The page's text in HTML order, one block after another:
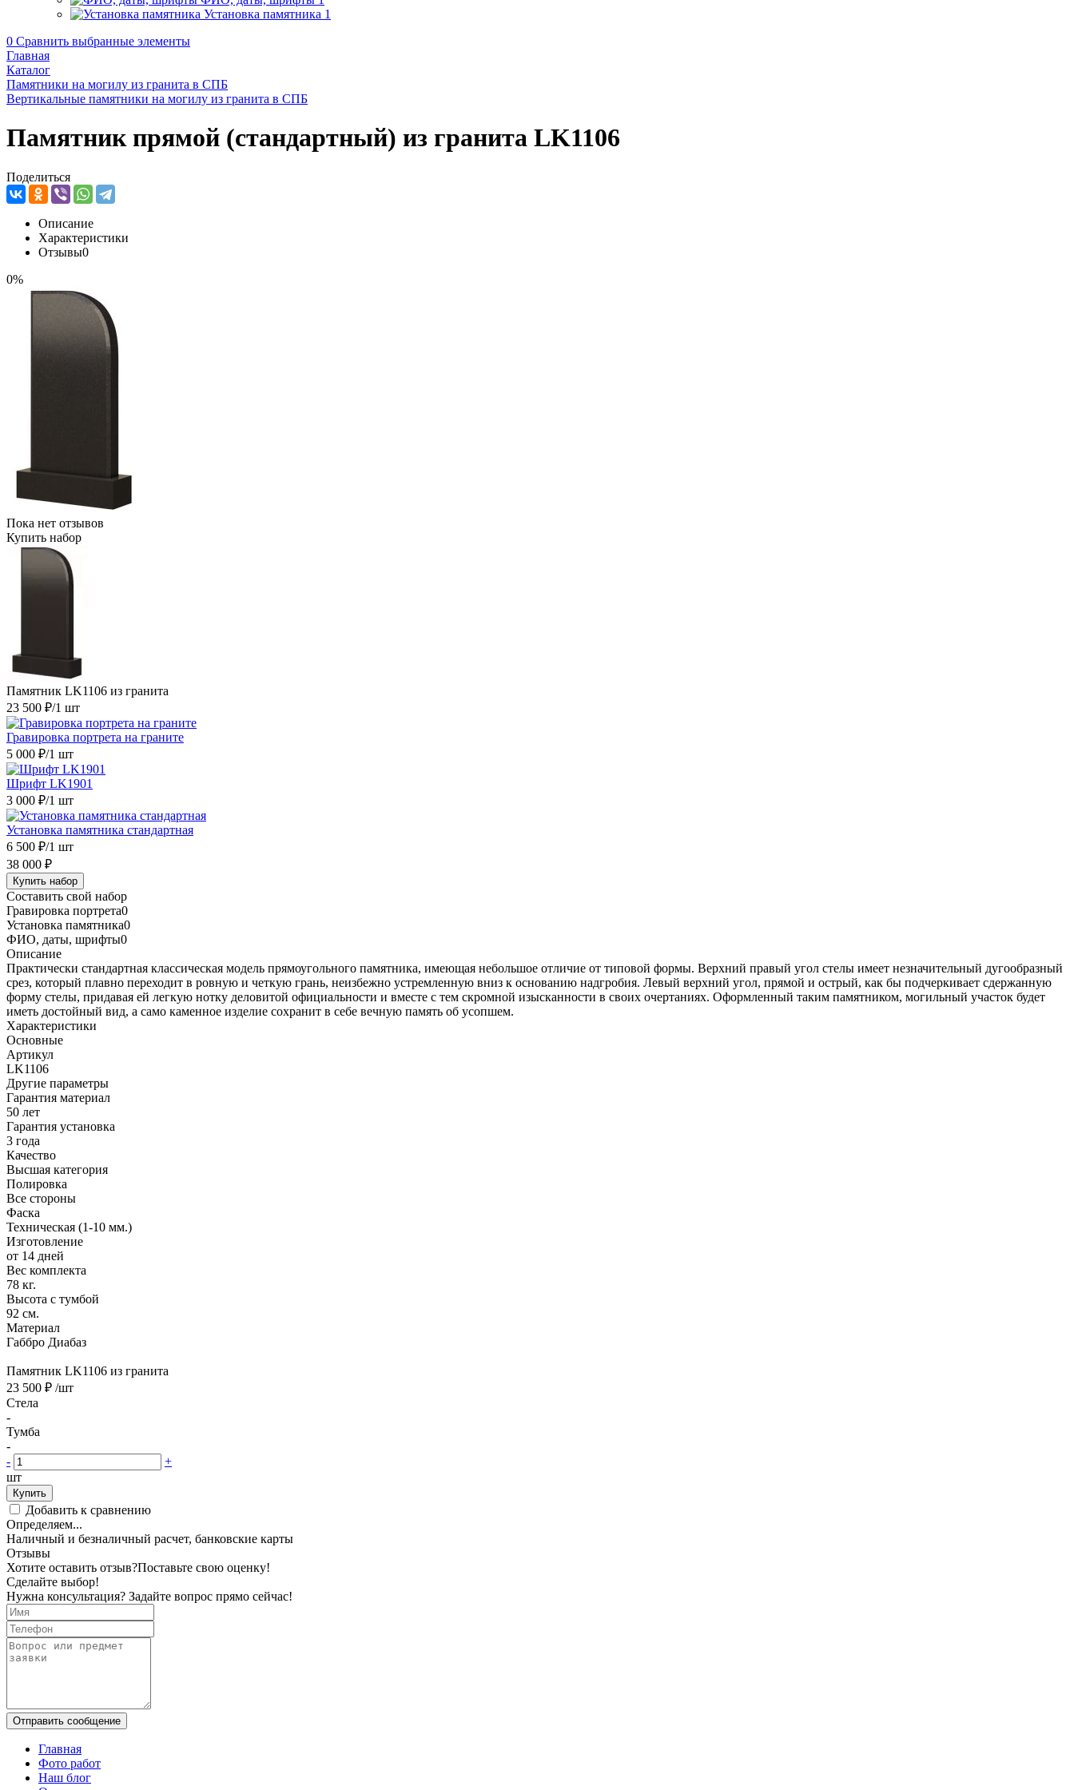
Установка памятника 1
0 Сравнить выбранные элементы
Главная
Каталог
Памятники на могилу из гранита в СПБ
Вертикальные памятники на могилу из гранита в СПБ
Памятник прямой (стандартный) из гранита LK1106
Поделиться
Описание
Характеристики
Отзывы0
0%
Пока нет отзывов
Купить набор
Памятник LK1106 из гранита
23 500 ₽/1 шт
Гравировка портрета на граните
5 000 ₽/1 шт
Шрифт LK1901
3 000 ₽/1 шт
Установка памятника стандартная
6 500 ₽/1 шт
38 000 ₽
Купить набор
Составить свой набор
Гравировка портрета0
Установка памятника0
ФИО, даты, шрифты0
Описание
Практически стандартная классическая модель прямоугольного памятника, имеющая небольшое отличие от типовой формы. Верхний правый угол стелы имеет незначительный дугообразный
срез, который плавно переходит в ровную и четкую грань, неизбежно устремленную вниз к основанию надгробия. Левый верхний угол, прямой и острый, как бы подчеркивает сдержанную
форму стелы, придавая ей легкую нотку деловитой официальности и вместе с тем скромной изысканности в своих очертаниях. Оформленный таким памятником, могильный участок будет
иметь достойный вид, а само каменное изделие сохранит в себе вечную память об усопшем.
Характеристики
Основные
Артикул
LK1106
Другие параметры
Гарантия материал
50 лет
Гарантия установка
3 года
Качество
Высшая категория
Полировка
Все стороны
Фаска
Техническая (1-10 мм.)
Изготовление
от 14 дней
Вес комплекта
78 кг.
Высота с тумбой
92 см.
Материал
Габбро Диабаз
Памятник LK1106 из гранита
23 500 ₽ /шт
Стела
-
Тумба
-
-
+
шт
Купить
Добавить к сравнению
Определяем...
Наличный и безналичный расчет, банковские карты
Отзывы
Хотите оставить отзыв?Поставьте свою оценку!
Сделайте выбор!
Нужна консультация? Задайте вопрос прямо сейчас!
Отправить сообщение
Главная
Фото работ
Наш блог